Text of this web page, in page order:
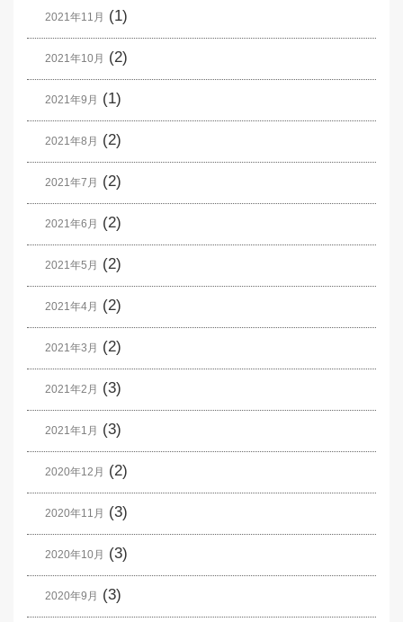
2021年11月 (1)
2021年10月 (2)
2021年9月 (1)
2021年8月 (2)
2021年7月 (2)
2021年6月 (2)
2021年5月 (2)
2021年4月 (2)
2021年3月 (2)
2021年2月 (3)
2021年1月 (3)
2020年12月 (2)
2020年11月 (3)
2020年10月 (3)
2020年9月 (3)